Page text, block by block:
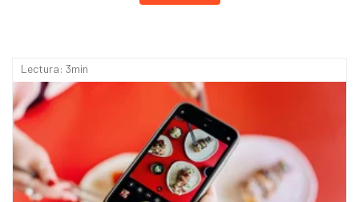
Lectura: 3min